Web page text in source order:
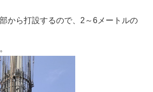
から打設するので、2～6メートルの